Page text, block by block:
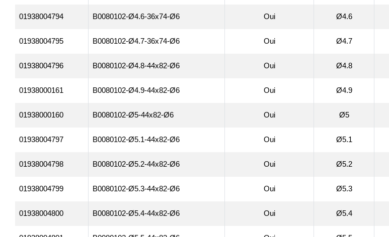
01938004794 B0080102-Ø4.6-36x74-Ø6 Oui Ø4.6
01938004795 B0080102-Ø4.7-36x74-Ø6 Oui Ø4.7
01938004796 B0080102-Ø4.8-44x82-Ø6 Oui Ø4.8
01938000161 B0080102-Ø4.9-44x82-Ø6 Oui Ø4.9
01938000160 B0080102-Ø5-44x82-Ø6 Oui Ø5
01938004797 B0080102-Ø5.1-44x82-Ø6 Oui Ø5.1
01938004798 B0080102-Ø5.2-44x82-Ø6 Oui Ø5.2
01938004799 B0080102-Ø5.3-44x82-Ø6 Oui Ø5.3
01938004800 B0080102-Ø5.4-44x82-Ø6 Oui Ø5.4